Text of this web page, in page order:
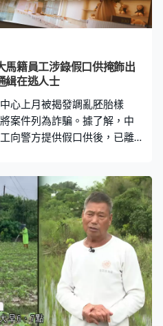
馬籍員工涉錄假口供掩飾出
在逃人士
心上月被揭發調亂胚胎樣
案件列為詐騙。據了解，中
向警方提供假口供後，已離
據了解，被通緝的是中心一
從涉事胚胎中抽取樣本送往
警方，並錄取警誡口供，翌日
希愈請辭。警方懷疑她抽取
飾，相信案件與販賣人類胚
上月初通報事件，指希愈中
到中大實驗室檢測，但中大發
資料不符。希愈在事故後被衞
提交報告。